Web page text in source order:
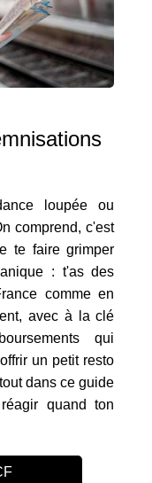
loupée ou
comprend, c'est
te faire grimper
: t'as des
comme en
avec à la clé
qui
un petit resto
dans ce guide
quand ton